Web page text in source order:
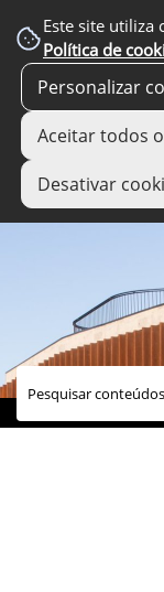
Este site utiliza
Política de
Personalizar
Aceitar todos
Desativar
links úteis